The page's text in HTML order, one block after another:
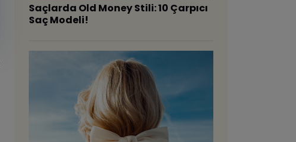
Saçlarda Old Money Stili: 10 Çarpıcı
Saç Modeli!